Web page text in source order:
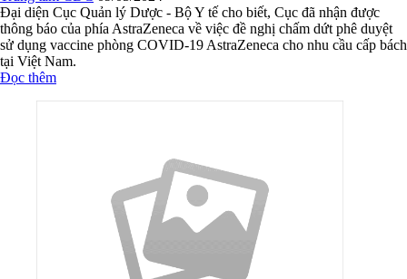
Bệnh nhân tâm thần được thụ hưởng nhiều chính sách hỗ trợ